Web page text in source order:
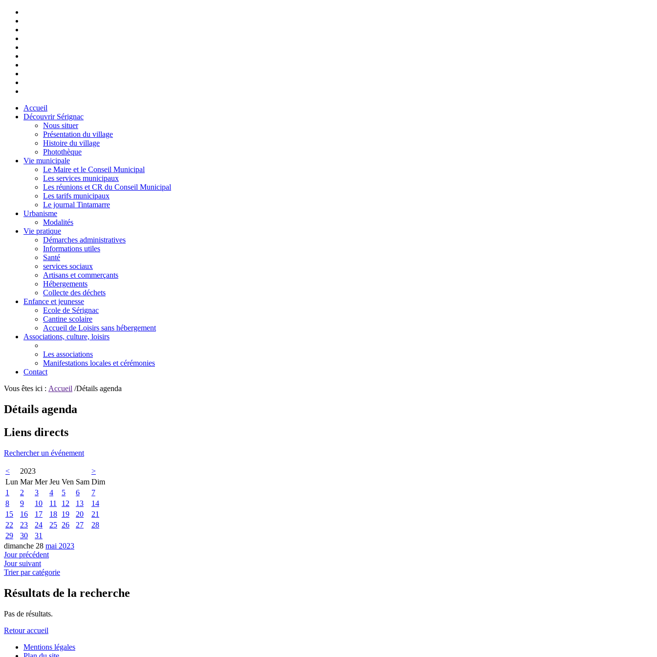
Accueil
Découvrir Sérignac
Nous situer
Présentation du village
Histoire du village
Photothèque
Vie municipale
Le Maire et le Conseil Municipal
Les services municipaux
Les réunions et CR du Conseil Municipal
Les tarifs municipaux
Le journal Tintamarre
Urbanisme
Modalités
Vie pratique
Démarches administratives
Informations utiles
Santé
services sociaux
Artisans et commerçants
Hébergements
Collecte des déchets
Enfance et jeunesse
Ecole de Sérignac
Cantine scolaire
Accueil de Loisirs sans hébergement
Associations, culture, loisirs
Les associations
Manifestations locales et cérémonies
Contact
Vous êtes ici : Accueil /Détails agenda
Détails agenda
Liens directs
Rechercher un événement
< 2023
>
Lun Mar Mer Jeu Ven Sam Dim
1
2 3 4 5 6
7
8
9 10 11 12 13
14
15
16 17 18 19 20
21
22
23 24 25 26 27
28
29
30
31
dimanche 28 mai 2023
Jour précédent
Jour suivant
Trier par catégorie
Résultats de la recherche
Pas de résultats.
Retour accueil
Mentions légales